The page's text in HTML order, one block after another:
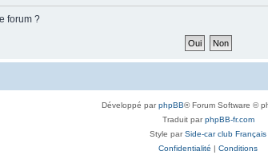
forum ?
Développé parphpBB® Forum Software ©
Traduit parphpBB-fr.com
Style parSide-car club Français
Confidentialité | Conditions